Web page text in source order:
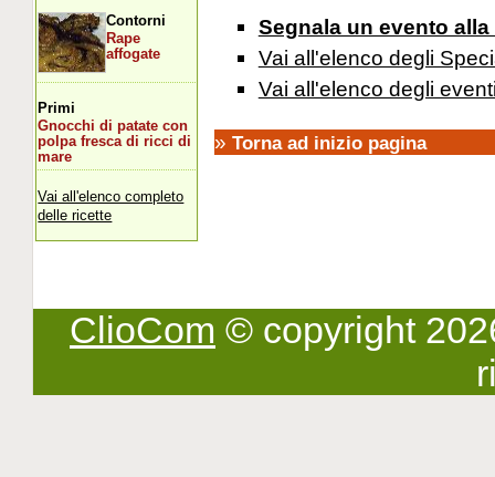
Segnala un evento
Vai all'elenco degli
Vai all'elenco degli
» Torna ad inizio pagina
Contorni
Rape
affogate
Primi
Gnocchi di patate con
polpa fresca di ricci di
mare
Vai all'elenco completo
delle ricette
ClioCom © copyright